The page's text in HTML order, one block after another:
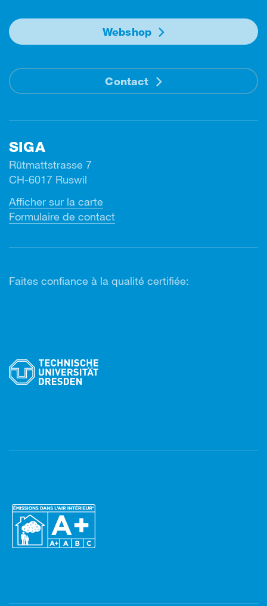
Webshop
Contact
SIGA
Rütmattstrasse 7
CH-6017 Ruswil
Afficher sur la carte
Formulaire de contact
Faites confiance à la qualité certifiée: